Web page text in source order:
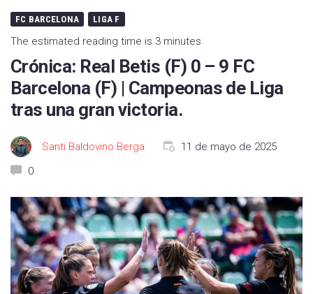
Valencia CF
Girona FC
Real Sociedad
UD Las Palmas
CD Leganés
Fútbol Internacional
Segunda RFEF
FC BARCELONA LIGA F
The estimated reading time is 3 minutes
Crónica: Real Betis (F) 0 – 9 FC
Barcelona (F) | Campeonas de Liga
tras una gran victoria.
Santi Baldovino Berga
11 de mayo de 2025
0